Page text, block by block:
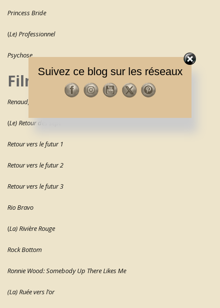
Princess Bride
(Le) Professionnel
Psychose
Films de R à Z
Renaud, à cœur perdu
(Le) Retour des sept
Retour vers le futur 1
Retour vers le futur2
Retour vers le futur3
Rio Bravo
(La) Rivière Rouge
Rock Bottom
Ronnie Wood: Somebody Up There Likes Me
(La) Ruée vers l’or
Suivez ce blog sur les réseaux